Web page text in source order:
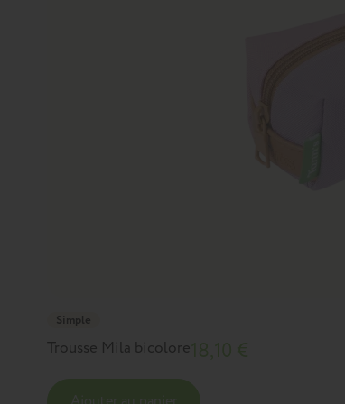
Simple
Trousse Mila bicolore